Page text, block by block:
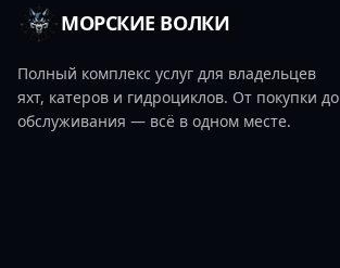
МОРСКИЕ ВОЛКИ
Полный комплекс услуг для владельцев
яхт, катеров и гидроциклов. От покупки до
обслуживания — всё в одном месте.